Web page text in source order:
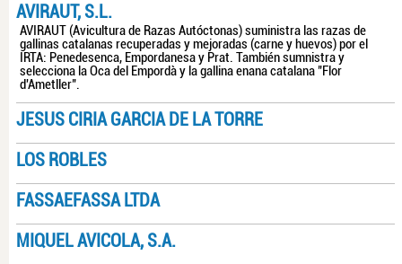
AVIRAUT, S.L.
AVIRAUT (Avicultura de Razas Autóctonas) suministra las razas de
gallinas catalanas recuperadas y mejoradas (carne y huevos) por el
IRTA: Penedesenca, Empordanesa y Prat. También sumnistra y
selecciona la Oca del Empordà y la gallina enana catalana "Flor
d'Ametller".
JESUS CIRIA GARCIA DE LA TORRE
LOS ROBLES
FASSAEFASSA LTDA
MIQUEL AVICOLA, S.A.